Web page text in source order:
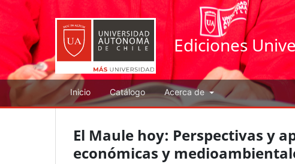
Ediciones
Inicio Catálogo Acerca de
El Maule hoy: Perspectivas y
económicas y